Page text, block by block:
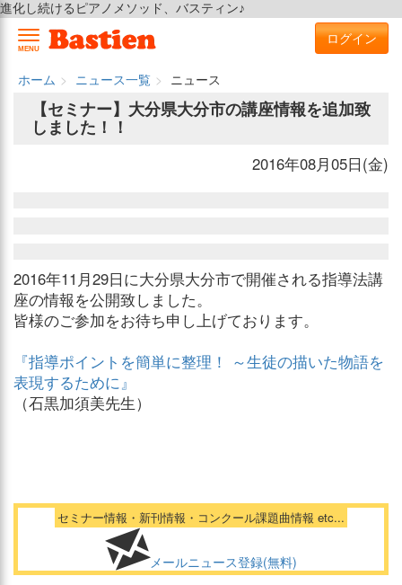
進化し続けるピアノメソッド、バスティン♪
MENU
ログイン
ホーム ニュース一覧
ニュース
【セミナー】大分県大分市の講座情報を追加致
しました！！
2016年08月05日(金)
2016年11月29日に大分県大分市で開催される指導法講
座の情報を公開致しました。
皆様のご参加をお待ち申し上げております。
『指導ポイントを簡単に整理！ ～生徒の描いた物語を
表現するために』
（石黒加須美先生）
セミナー情報・新刊情報・コンクール課題曲情報 etc...
メールニュース登録(無料)